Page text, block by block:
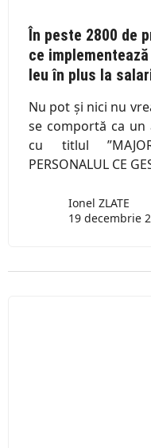
În peste 2800 de
ce
leu în plus la
Nu pot și nici nu
se comportă ca
cu titlul
PERSONALUL CE
Ionel ZLATE
19 decembrie